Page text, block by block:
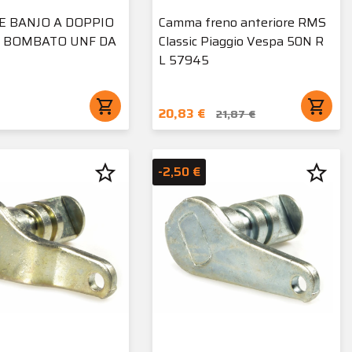
BANJO A DOPPIO
BOMBATO UNF DA
shopping_cart
Camma freno anteriore RMS
Classic Piaggio Vespa 50N R
L 57945
20,83 € 21,87 € shopping_cart
star_border -2,50 € star_border